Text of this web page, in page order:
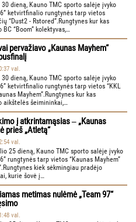
dieną, Kauno TMC sporto salėje įvyko
ketvirtfinalio rungtynės tarp vietos
“Dust2 - Rstored”.Rungtynes kur kas
“Boom” kolektyvas,…
pervažiavo „Kaunas Mayhem“
val.
dieną, Kauno TMC sporto salėje įvyko
ketvirtfinalio rungtynės tarp vietos “KKL
Mayhem”.Rungtynes kur kas
aikštelės šeimininkai,…
į atkrintamąsias ‒ „Kaunas
prieš „Atletą“
val.
25 dieną, Kauno TMC sporto salėje įvyko
rungtynės tarp vietos “Kaunas Mayhem”
kiek sėkmingiau pradėjo
kurie šovė į…
metimas nulėmė „Team 97“
val.